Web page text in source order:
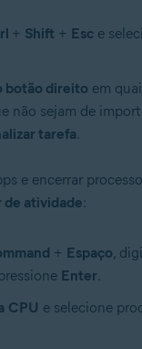
+ Shift + Esc e
botão direito em
não sejam de
tarefa.
e encerrar
atividade:
+ Espaço,
Enter.
CPU e selecione